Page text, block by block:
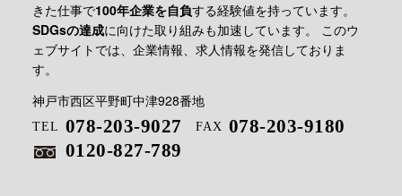
きた仕事で100年企業を自負する経験値を持っています。
SDGsの達成に向けた取り組みも加速しています。
このウ
ェブサイトでは、企業情報、求人情報を発信しておりま
す。
神戸市西区平野町中津928番地
TEL 078-203-9027 FAX 078-203-9180
0120-827-789